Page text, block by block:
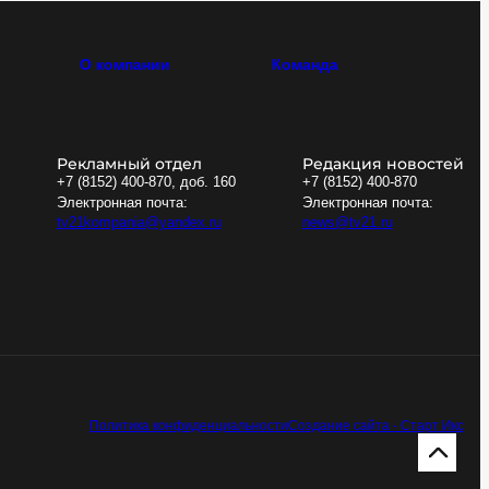
О компании
Команда
Рекламный отдел
+7 (8152) 400-870, доб. 160
Электронная почта:
tv21kompania@yandex.ru
Редакция новостей
+7 (8152) 400-870
Электронная почта:
news@tv21.ru
Политика конфиденциальностиСоздание сайта - Старт Икс